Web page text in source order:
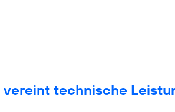
vereint technische